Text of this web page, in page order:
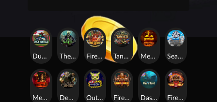
Seamen
Duck Hunters Fire in the Hole 3
Mental 2
Mental
The Crypt
Outsourced Fire in the Hole 2
Tanked
Fire In The Hole xBomb Das xBoot
Dead Canary